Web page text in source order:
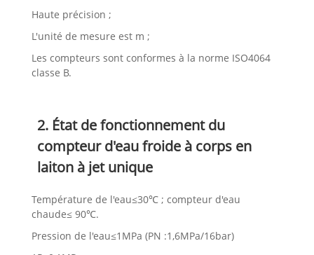
Haute précision ;
L'unité de mesure est m ;
Les compteurs sont conformes à la norme ISO4064
classe B.
2. État de fonctionnement du
compteur d'eau froide à corps en
laiton à jet unique
Température de l'eau≤30℃ ; compteur d'eau
chaude≤ 90℃.
Pression de l'eau≤1MPa (PN :1,6MPa/16bar)